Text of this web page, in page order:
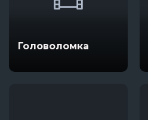
Головоломка